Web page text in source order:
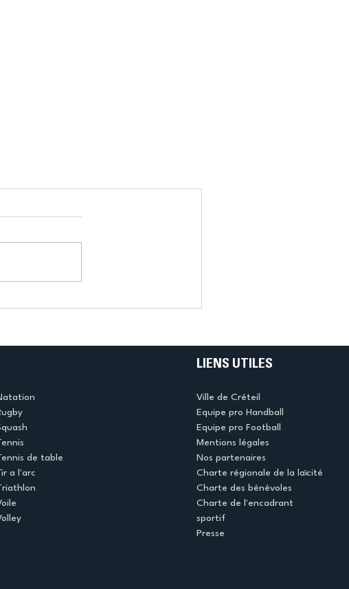
de table
a l'arc
LIENS UTILES
Ville de Créteil
Equipe pro Handball
Equipe pro Football
Mentions légales
Nos partenaires
Charte régionale de la laïcité
Charte des bénévoles
Charte de l'encadrant
sportif
Presse